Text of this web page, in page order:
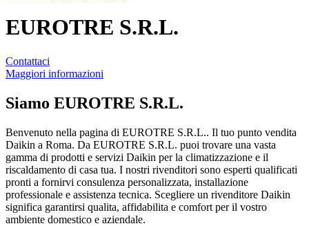
EUROTRE S.R.L.
Contattaci
Maggiori informazioni
Siamo EUROTRE S.R.L.
Benvenuto nella pagina di EUROTRE S.R.L.. Il tuo punto vendita
Daikin a Roma. Da EUROTRE S.R.L. puoi trovare una vasta
gamma di prodotti e servizi Daikin per la climatizzazione e il
riscaldamento di casa tua. I nostri rivenditori sono esperti qualificati
pronti a fornirvi consulenza personalizzata, installazione
professionale e assistenza tecnica. Scegliere un rivenditore Daikin
significa garantirsi qualita, affidabilita e comfort per il vostro
ambiente domestico e aziendale.